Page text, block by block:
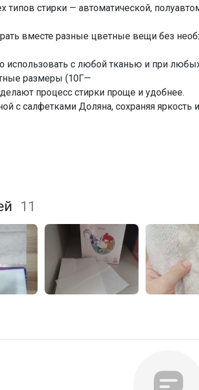
типов стирки — автоматической,
вместе разные цветные вещи без
с любой тканью и при
размеры (10Г—
процесс стирки проще и удобнее.
с салфетками Доляна, сохраняя
11